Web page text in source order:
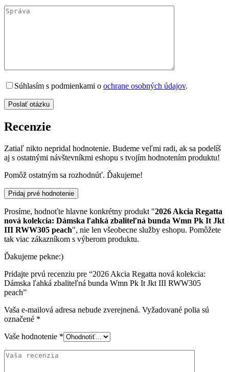
Súhlasím s podmienkami o ochrane osobných údajov.
Recenzie
Zatiaľ nikto nepridal hodnotenie. Budeme veľmi radi, ak sa podelíš
aj s ostatnými návštevníkmi eshopu s tvojím hodnotením produktu!
Pomôž ostatným sa rozhodnúť. Ďakujeme!
Pridaj prvé hodnotenie
Prosíme, hodnoťte hlavne konkrétny produkt "2026 Akcia Regatta
nová kolekcia: Dámska ľahká zbaliteľná bunda Wmn Pk It Jkt
III RWW305 peach", nie len všeobecne služby eshopu. Pomôžete
tak viac zákazníkom s výberom produktu.
Ďakujeme pekne:)
Pridajte prvú recenziu pre “2026 Akcia Regatta nová kolekcia:
Dámska ľahká zbaliteľná bunda Wmn Pk It Jkt III RWW305
peach”
Vaša e-mailová adresa nebude zverejnená. Vyžadované polia sú
označené *
Vaše hodnotenie *